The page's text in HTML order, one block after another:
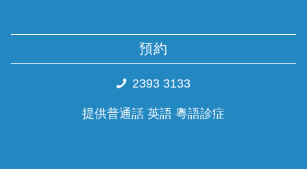
預約
2393 3133
提供普通話 英語 粵語診症